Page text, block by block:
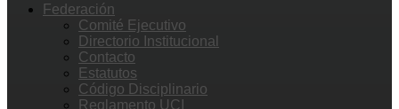
Federación
Comité Ejecutivo
Directorio Institucional
Contacto
Estatutos
Código Disciplinario
Reglamento UCI